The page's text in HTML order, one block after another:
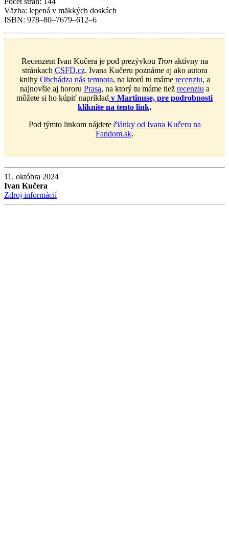
Väzba: lepená v mäkkých doskách
ISBN: 978–80–7679–612–6
Recenzent Ivan Kučera je pod prezývkou Tronaktívny na
stránkach CSFD.cz. Ivana Kučeru poznáme aj ako autora
knihy Obchádza nás temnota, na ktorú tu máme recenziu, a
najnovšie aj hororu Prasa, na ktorý tu máme tiež recenziu a
môžete si ho kúpiť napríklad v Martinuse, pre podrobnosti
kliknite na tento link.
Pod týmto linkom nájdete články od Ivana Kučeru na
Fandom.sk.
11. októbra 2024
Ivan Kučera
Zdroj informácií